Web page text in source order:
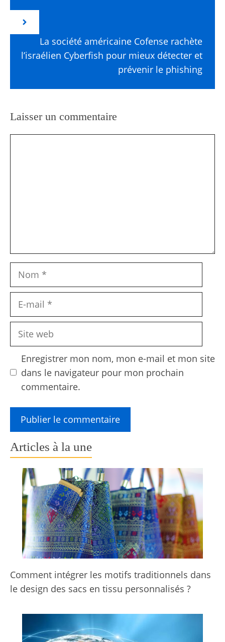
La société américaine Cofense rachète
l’israélien Cyberfish pour mieux détecter et
prévenir le phishing
Laisser un commentaire
Nom
Site
Enregistrer mon nom, mon e-mail et mon site
dans le navigateur pour mon prochain
commentaire.
Articles à la une
Comment intégrer les motifs traditionnels dans
le design des sacs en tissu personnalisés ?